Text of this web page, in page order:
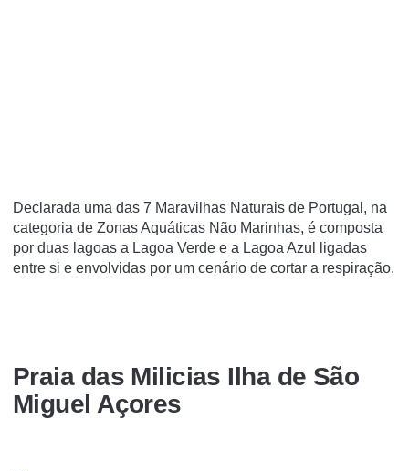
Declarada uma das 7 Maravilhas Naturais de Portugal, na
categoria de Zonas Aquáticas Não Marinhas, é composta
por duas lagoas a Lagoa Verde e a Lagoa Azul ligadas
entre si e envolvidas por um cenário de cortar a respiração.
Praia das Milicias Ilha de São
Miguel Açores